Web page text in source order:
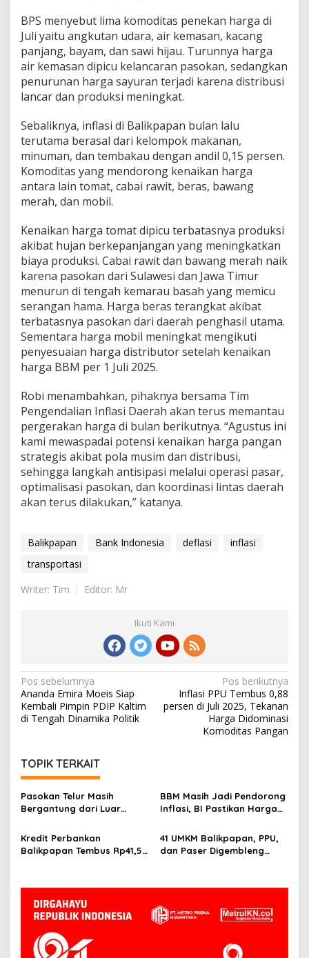
BPS menyebut lima komoditas penekan harga di
Juli yaitu angkutan udara, air kemasan, kacang
panjang, bayam, dan sawi hijau. Turunnya harga
air kemasan dipicu kelancaran pasokan, sedangkan
penurunan harga sayuran terjadi karena distribusi
lancar dan produksi meningkat.
Sebaliknya, inflasi di Balikpapan bulan lalu
terutama berasal dari kelompok makanan,
minuman, dan tembakau dengan andil 0,15 persen.
Komoditas yang mendorong kenaikan harga
antara lain tomat, cabai rawit, beras, bawang
merah, dan mobil.
Kenaikan harga tomat dipicu terbatasnya produksi
akibat hujan berkepanjangan yang meningkatkan
biaya produksi. Cabai rawit dan bawang merah naik
karena pasokan dari Sulawesi dan Jawa Timur
menurun di tengah kemarau basah yang memicu
serangan hama. Harga beras terangkat akibat
terbatasnya pasokan dari daerah penghasil utama.
Sementara harga mobil meningkat mengikuti
penyesuaian harga distributor setelah kenaikan
harga BBM per 1 Juli 2025.
Robi menambahkan, pihaknya bersama Tim
Pengendalian Inflasi Daerah akan terus memantau
pergerakan harga di bulan berikutnya. “Agustus ini
kami mewaspadai potensi kenaikan harga pangan
strategis akibat pola musim dan distribusi,
sehingga langkah antisipasi melalui operasi pasar,
optimalisasi pasokan, dan koordinasi lintas daerah
akan terus dilakukan,” katanya.
Balikpapan Bank Indonesia deflasi
inflasi
transportasi
Writer: Tim
Editor: Mr
Ikuti Kami
Navigasi
pos
Pos sebelumnya
Ananda Emira Moeis Siap
Kembali Pimpin PDIP Kaltim
di Tengah Dinamika Politik
Pos berikutnya
Inflasi PPU Tembus 0,88
persen di Juli 2025, Tekanan
Harga Didominasi
Komoditas Pangan
TOPIK TERKAIT
Pasokan Telur Masih
Bergantung dari Luar
Siapkan Peternak Baru
BBM Masih Jadi Pendorong
Inflasi, BI Pastikan Harga
PPU Terkendali
Kredit Perbankan
Balikpapan Tembus Rp41,5
41 UMKM Balikpapan, PPU,
dan Paser Digembleng